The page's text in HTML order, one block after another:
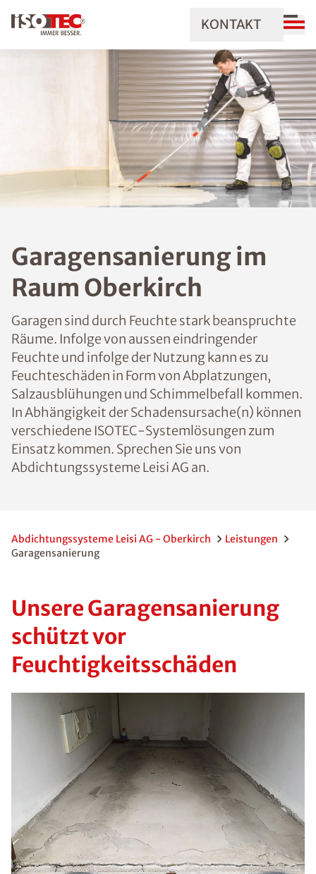
KONTAKT
Garagensanierung im
Raum Oberkirch
Garagen sind durch Feuchte stark beanspruchte
Räume. Infolge von aussen eindringender
Feuchte und infolge der Nutzung kann es zu
Feuchteschäden in Form von Abplatzungen,
Salzausblühungen und Schimmelbefall kommen.
In Abhängigkeit der Schadensursache(n) können
verschiedene ISOTEC-Systemlösungen zum
Einsatz kommen. Sprechen Sie uns von
Abdichtungssysteme Leisi AG an.
Abdichtungssysteme Leisi AG - Oberkirch
Leistungen
Garagensanierung
Unsere Garagensanierung
schützt vor
Feuchtigkeitsschäden